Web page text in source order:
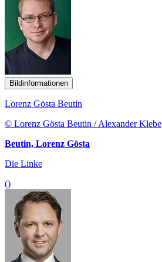
Bildinformationen
Lorenz Gösta Beutin
© Lorenz Gösta Beutin / Alexander Klebe
Beutin, Lorenz Gösta
Die Linke
()